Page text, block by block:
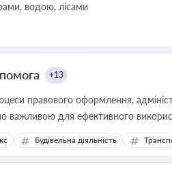
водою, лісами
+13
правового оформлення,
важливою для ефективного
Будівельна діяльність